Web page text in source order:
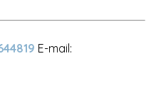
E-mail: